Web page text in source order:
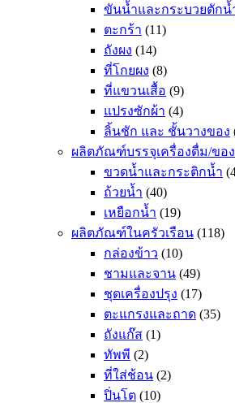
ขันน้ำและกระบวยตักน้
ตะกร้า (11)
ถังผง (14)
ที่โกยผง (8)
ที่แขวนเสื้อ (9)
แปรงซักผ้า (4)
ลิ้นชัก และ ชั้นวางของ
ผลิตภัณฑ์บรรจุเครื่องดื่ม/ของ
ขวดน้ำและกระติกน้ำ
ถ้วยน้ำ (40)
เหยือกน้ำ (19)
ผลิตภัณฑ์ในครัวเรือน (118)
กล่องข้าว (10)
ชามและจาน (49)
ชุดเครื่องปรุง (17)
ตะแกรงและถาด (35)
ถังแก๊ส (1)
ทัพพี (2)
ที่ใส่ช้อน (2)
ปิ่นโต (10)